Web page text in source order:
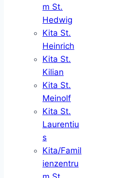
m St.
Hedwig
Kita St.
Heinrich
Kita St.
Kilian
Kita St.
Meinolf
Kita St.
Laurentiu
s
Kita/Famil
ienzentru